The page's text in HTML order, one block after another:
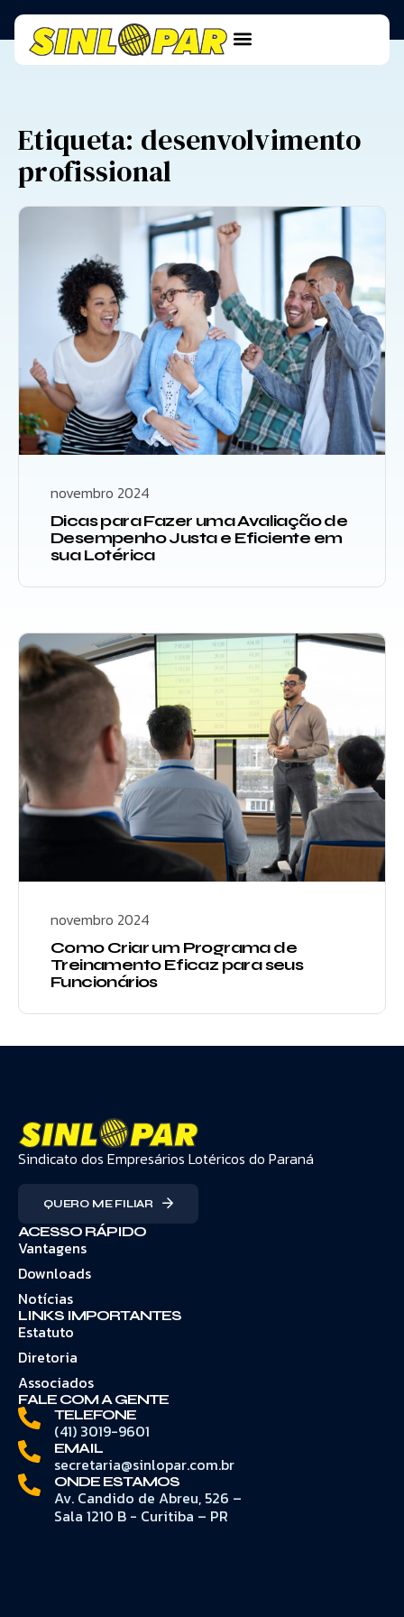
Etiqueta: desenvolvimento
profissional
novembro 2024
Dicas para Fazer uma Avaliação de
Desempenho Justa e Eficiente em
sua Lotérica
novembro 2024
Como Criar um Programa de
Treinamento Eficaz para seus
Funcionários
Sindicato dos Empresários Lotéricos do Paraná
QUERO ME FILIAR
ACESSO RÁPIDO
Vantagens
Downloads
Notícias
LINKS IMPORTANTES
Estatuto
Diretoria
Associados
FALE COM A GENTE
TELEFONE
(41) 3019-9601
EMAIL
secretaria@sinlopar.com.br
ONDE ESTAMOS
Av. Candido de Abreu, 526 –
Sala 1210 B - Curitiba – PR